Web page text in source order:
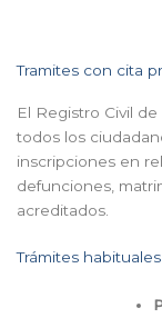
Tramites con cita
El Registro Civil
todos los
inscripciones en
defunciones,
acreditados.
Trámites